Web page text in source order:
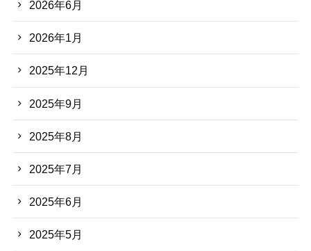
2026年6月
2026年1月
2025年12月
2025年9月
2025年8月
2025年7月
2025年6月
2025年5月